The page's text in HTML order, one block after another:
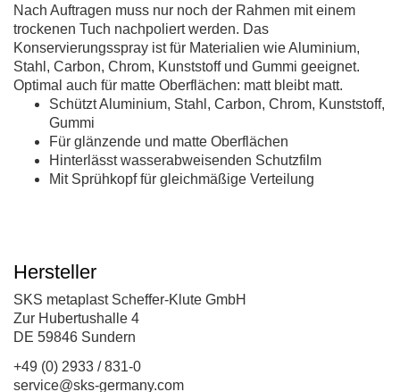
Nach Auftragen muss nur noch der Rahmen mit einem
trockenen Tuch nachpoliert werden. Das
Konservierungsspray ist für Materialien wie Aluminium,
Stahl, Carbon, Chrom, Kunststoff und Gummi geeignet.
Optimal auch für matte Oberflächen: matt bleibt matt.
Schützt Aluminium, Stahl, Carbon, Chrom, Kunststoff,
Gummi
Für glänzende und matte Oberflächen
Hinterlässt wasserabweisenden Schutzfilm
Mit Sprühkopf für gleichmäßige Verteilung
Hersteller
SKS metaplast Scheffer-Klute GmbH
Zur Hubertushalle 4
DE 59846 Sundern
+49 (0) 2933 / 831-0
service@sks-germany.com